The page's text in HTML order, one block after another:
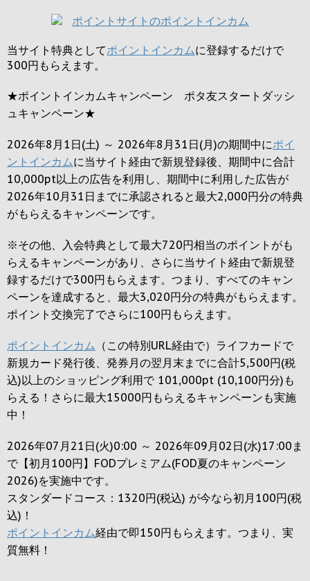
当サイト特典としてポイントインカムに登録するだけで
300円 もらえます。
★ポイントインカムキャンペーン ポタ友スタートダッシ
ュキャンペーン★
2026年8月1日(土) ～ 2026年8月31日(月)の期間中にポイ
ントインカムに当サイト経由で新規登録後、期間中に合計
10,000pt以上の広告を利用し、期間中に利用した広告が
2026年10月31日までに承認されると最大2,000円分の特典
がもらえるキャンペーンです。
※その他、入会特典として最大720円相当のポイントがも
らえるキャンペーンがあり、さらに当サイト経由で新規登
録するだけで300円 もらえます。つまり、すべてのキャン
ペーンを達成すると、最大3,020円分の特典がもらえます。
ポイント交換完了でさらに100円 もらえます。
ポイントインカム （この特別URL経由で）ライフカードで
新規カード発行後、発券月の翌月末までに合計5,500円(税
込)以上のショッピング利用で 101,000pt (10,100円分)も
らえる！さらに最大15000円もらえるキャンペーンも実施
中！
2026年07月21日(火)0:00 ～ 2026年09月02日(水)17:00ま
で【初月100円】FODプレミアム(FOD夏のキャンペーン
2026)を実施中です。
スタンダードコース：1320円(税込) が今なら初月100円(税
込)！
ポイントインカム経由で即150円もらえます。つまり、実
質無料！